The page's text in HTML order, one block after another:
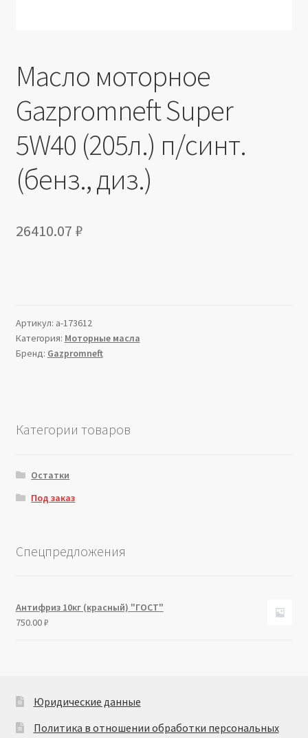
Масло моторное
Gazpromneft Super
5W40 (205л.) п/синт.
(бенз., диз.)
26410.07 ₽
Артикул: a-173612
Категория: Моторные масла
Бренд: Gazpromneft
Категории товаров
Остатки
Под заказ
Спецпредложения
Антифриз 10кг (красный) "ГОСТ"
750.00₽
Юридические данные
Политика в отношении обработки персональных